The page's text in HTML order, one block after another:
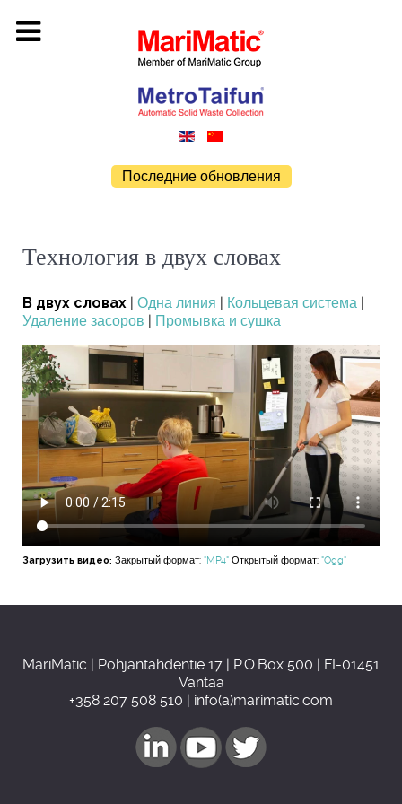
Последние обновления
Технология в двух словах
В двух словах | Одна линия | Кольцевая система |
Удаление засоров | Промывка и сушка
Загрузить видео: Закрытый формат: "MP4" Открытый формат: "Ogg"
MariMatic | Pohjantähdentie 17 | P.O.Box 500 | FI-01451
Vantaa
+358 207 508 510 | info(a)marimatic.com